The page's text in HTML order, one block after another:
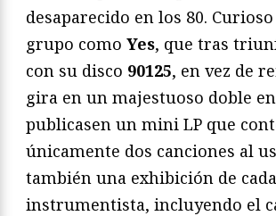
desaparecido en los 80.
grupo como Yes, que tras
con su disco 90125, en vez de
gira en un majestuoso doble
publicasen un mini LP que
únicamente dos canciones al
también una exhibición de cada
instrumentista, incluyendo el